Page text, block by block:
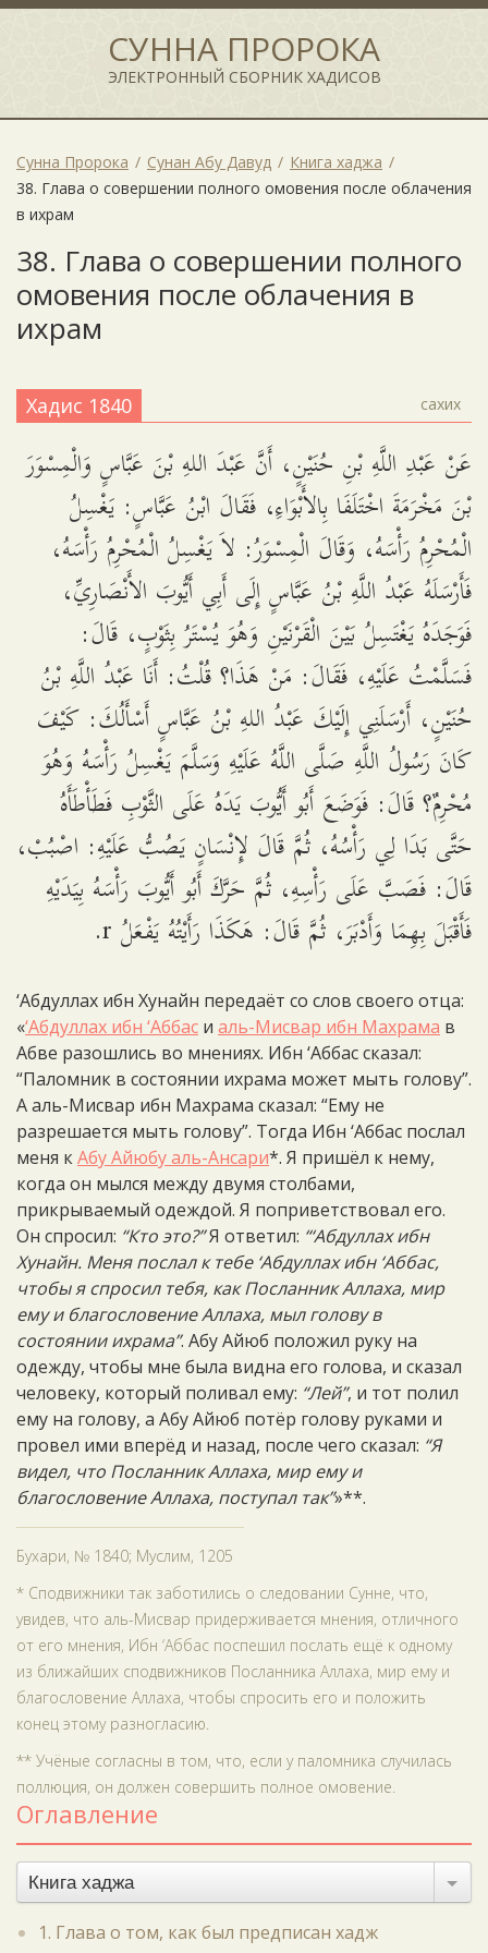
СУННА ПРОРОКА
ЭЛЕКТРОННЫЙ СБОРНИК ХАДИСОВ
Сунна Пророка Сунан Абу Давуд
Книга хаджа
38. Глава о совершении полного омовения после облачения
в ихрам
38. Глава о совершении полного
омовения после облачения в
ихрам
Хадис 1840 сахих
عَنْ عَبْدِ اللَّهِ بْنِ حُنَيْنٍ، أَنَّ عَبْدَ اللهِ بْنَ عَبَّاسٍ وَالْمِسْوَرَ
بْنَ مَخْرَمَةَ اخْتَلَفَا بِالأَبْوَاءِ، فَقَالَ ابْنُ عَبَّاسٍ: يَغْسِلُ
الْمُحْرِمُ رَأْسَهُ، وَقَالَ الْمِسْوَرُ: لاَ يَغْسِلُ الْمُحْرِمُ رَأْسَهُ،
فَأَرْسَلَهُ عَبْدُ اللَّهِ بْنُ عَبَّاسٍ إِلَى أَبِي أَيُّوبَ الأَنْصَارِيِّ،
فَوَجَدَهُ يَغْتَسِلُ بَيْنَ الْقَرْنَيْنِ وَهُوَ يُسْتَرُ بِثَوْبٍ، قَالَ:
فَسَلَّمْتُ عَلَيْهِ، فَقَالَ: مَنْ هَذَا؟ قُلْتُ: أَنَا عَبْدُ اللَّهِ بْنُ
حُنَيْنٍ، أَرْسَلَنِي إِلَيْكَ عَبْدُ اللهِ بْنُ عَبَّاسٍ أَسْأَلُكَ: كَيْفَ
كَانَ رَسُولُ اللَّهِ صَلَّى اللَّهُ عَلَيْهِ وَسَلَّمَ يَغْسِلُ رَأْسَهُ وَهُوَ
مُحْرِمٌ؟ قَالَ: فَوَضَعَ أَبُو أَيُّوبَ يَدَهُ عَلَى الثَّوْبِ فَطَأْطَأَهُ
حَتَّى بَدَا لِي رَأْسُهُ، ثُمَّ قَالَ لإِنْسَانٍ يَصُبُّ عَلَيْهِ: اصْبُبْ،
قَالَ: فَصَبَّ عَلَى رَأْسِهِ، ثُمَّ حَرَّكَ أَبُو أَيُّوبَ رَأْسَهُ بِيَدَيْهِ
فَأَقْبَلَ بِهِمَا وَأَدْبَرَ، ثُمَّ قَالَ: هَكَذَا رَأَيْتُهُ يَفْعَلُ r.
‘Абдуллах ибн Хунайн передаёт со слов своего отца:
«‘Абдуллах ибн ‘Аббас и аль-Мисвар ибн Махрама в
Абве разошлись во мнениях. Ибн ‘Аббас сказал:
“Паломник в состоянии ихрама может мыть голову”.
А аль-Мисвар ибн Махрама сказал: “Ему не
разрешается мыть голову”. Тогда Ибн ‘Аббас послал
меня кАбу Айюбу аль-Ансари*. Я пришёл к нему,
когда он мылся между двумя столбами,
прикрываемый одеждой. Я поприветствовал его.
Он спросил: “Кто это?”Я ответил: “‘Абдуллах ибн
Хунайн. Меня послал к тебе ‘Абдуллах ибн ‘Аббас,
чтобы я спросил тебя, как Посланник Аллаха, мир
ему и благословение Аллаха, мыл голову в
состоянии ихрама”. Абу Айюб положил руку на
одежду, чтобы мне была видна его голова, и сказал
человеку, который поливал ему: “Лей”, и тот полил
ему на голову, а Абу Айюб потёр голову руками и
провел ими вперёд и назад, после чего сказал: “Я
видел, что Посланник Аллаха, мир ему и
благословение Аллаха, поступал так”»**.
Бухари, № 1840; Муслим, 1205
* Сподвижники так заботились о следовании Сунне, что,
увидев, что аль-Мисвар придерживается мнения, отличного
от его мнения, Ибн ‘Аббас поспешил послать ещё к одному
из ближайших сподвижников Посланника Аллаха, мир ему и
благословение Аллаха, чтобы спросить его и положить
конец этому разногласию.
** Учёные согласны в том, что, если у паломника случилась
поллюция, он должен совершить полное омовение.
Оглавление
Книга хаджа
1. Глава о том, как был предписан хадж